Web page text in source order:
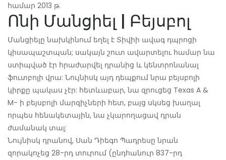
համար 2013 թ.
Ոնի Մանցիել | Բեյսբոլ
Մանցիելը նախկինում եղել է Տիվիի ավագ դպրոցի
կիսապաշտպան; սակայն շուտ ավարտելու համար նա
ստիպված էր հրաժարվել դրանից և կենտրոնանալ
ֆուտբոլի վրա: Նույնիսկ այդ դեպքում նրա բեյսբոլի
կիրքը պակաս չէր: հետևաբար, նա զրուցեց Texas A &
M- ի բեյսբոլի մարզիչների հետ, բայց սկսեց խաղալ
որպես հենակետային, նա չկարողացավ դրան
ժամանակ տալ:
Նույնիսկ դրանով, Սան Դիեգո Պադրեսը նրան
զորակոչեց 28-րդ տուրում (ընդհանուր 837-րդ